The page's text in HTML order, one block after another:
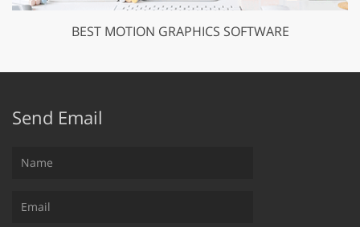
BEST MOTION GRAPHICS SOFTWARE
Send Email